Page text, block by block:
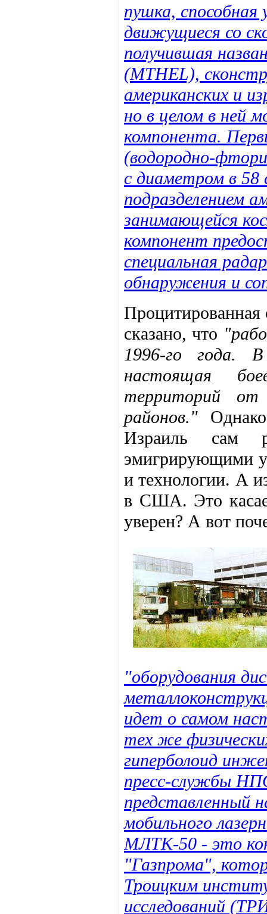
пушка,
движущиеся со
получившая
(MTHEL),
американских и
но в целом в ней
компонента.
(водородно-
с диаметром в 58
подразделением
занимающейся
компонент
специальная
обнаружения и
Процитированная
сказано, что
1996-го года.
настоящая
территорий от
районов."
Израиль сам
эмигрирующими
и технологии. А
в США. Это
уверен? А вот
"оборудования
идет о самом
тех же
гиперболоид
пресс-службы
представленный
мобильного
МЛТК-50 - это
"Газпрома",
Троицким
исследований